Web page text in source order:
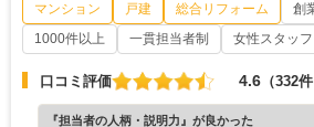
マンション 戸建 総合リフォーム
創
1000件以上
一貫担当者制 女性スタッフ
口コミ評価 4.6 （332件
『担当者の人柄・説明力』が良かった